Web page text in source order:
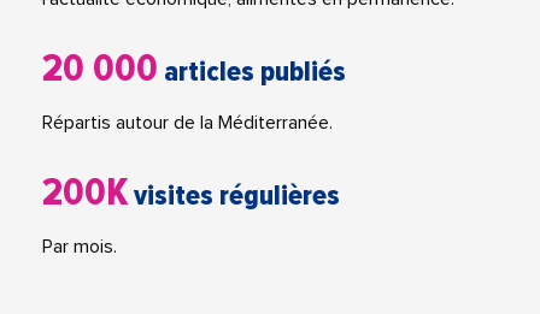
20 000 articles publiés
Répartis autour de la Méditerranée.
200Kvisites régulières
Par mois.